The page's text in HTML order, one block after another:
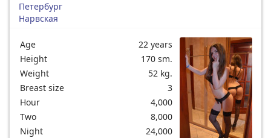
Петербург
Нарвская
Age
22 years
Height
170 sm.
Weight
52 kg.
Breast size
3
Hour
4,000
Two
8,000
Night
24,000